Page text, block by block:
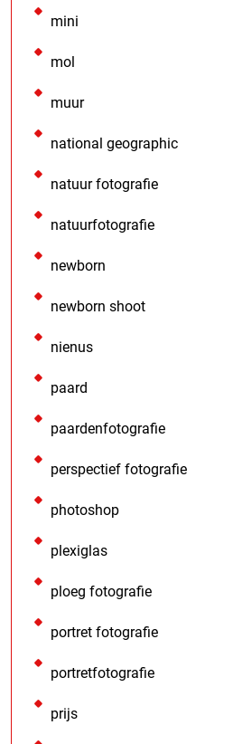
mini
mol
muur
national geographic
natuur fotografie
natuurfotografie
newborn
newborn shoot
nienus
paard
paardenfotografie
perspectief fotografie
photoshop
plexiglas
ploeg fotografie
portret fotografie
portretfotografie
prijs